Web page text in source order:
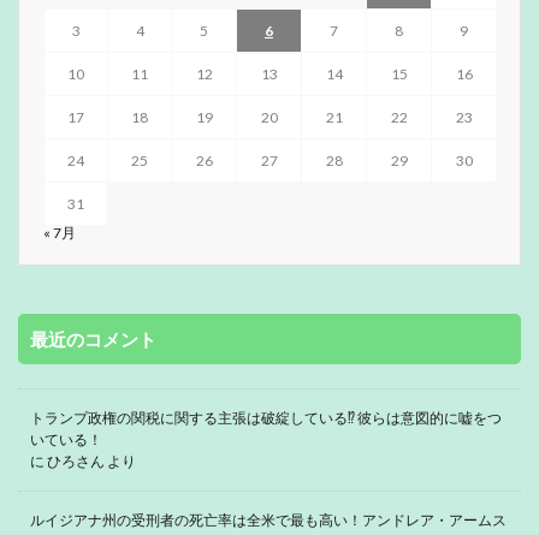
3 4 5 6 7 8 9
10 11 12 13 14 15 16
17 18 19 20 21 22 23
24 25 26 27 28 29 30
31
« 7月
最近のコメント
トランプ政権の関税に関する主張は破綻している⁉ 彼らは意図的に嘘をつ
いている！
に ひろさん より
ルイジアナ州の受刑者の死亡率は全米で最も高い！アンドレア・アームス